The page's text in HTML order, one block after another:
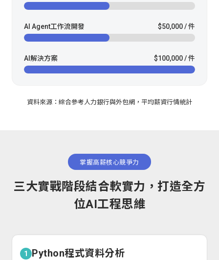
AI Agent工作流開發 $50,000 / 件
AI解決方案 $100,000 / 件
資料來源：綜合參考人力銀行與外包網，平均薪資行情統計
掌握高薪核心競爭力
三大實戰階段結合軟實力，打造全方
位AI工程思維
1 Python程式資料分析